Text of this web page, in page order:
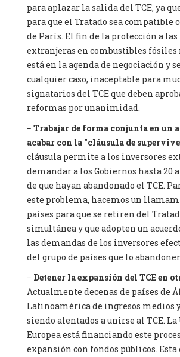
para aplazar la salida del TCE, ya
para que el Tratado sea compatible
de París. El fin de la protección a
extranjeras en combustibles
está en la agenda de negociación y
cualquier caso, inaceptable para
signatarios del TCE que deben
reformas por unanimidad.
− Trabajar de forma conjunta en un
acabar con la "cláusula de
cláusula permite a los inversores
demandar a los Gobiernos hasta 20
de que hayan abandonado el TCE.
este problema, hacemos un
países para que se retiren del
simultánea y que adopten un
las demandas de los inversores
del grupo de países que lo
− Detener la expansión del TCE en
Actualmente decenas de países de
Latinoamérica de ingresos medios
siendo alentados a unirse al TCE.
Europea está financiando este
expansión con fondos públicos.